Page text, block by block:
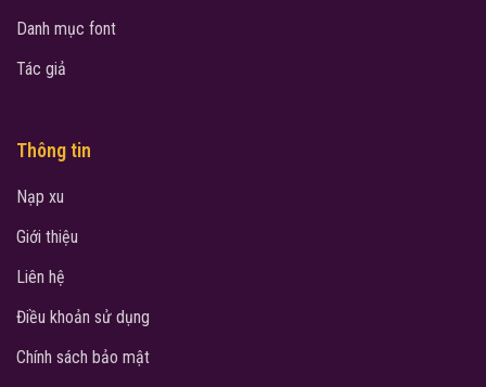
Danh mục font
Tác giả
Thông tin
Nạp xu
Giới thiệu
Liên hệ
Điều khoản sử dụng
Chính sách bảo mật